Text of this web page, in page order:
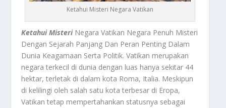
Ketahui Misteri Negara Vatikan
Ketahui MisteriNegara Vatikan Negara Penuh Misteri
Dengan Sejarah Panjang Dan Peran Penting Dalam
Dunia Keagamaan Serta Politik. Vatikan merupakan
negara terkecil di dunia dengan luas hanya sekitar 44
hektar, terletak di dalam kota Roma, Italia. Meskipun
di kelilingi oleh salah satu kota terbesar di Eropa,
Vatikan tetap mempertahankan statusnya sebagai